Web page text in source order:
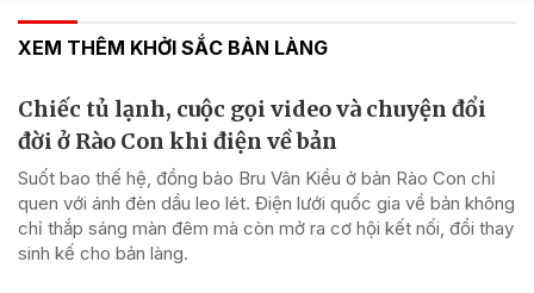
XEM THÊM KHỞI SẮC BẢN LÀNG
Chiếc tủ lạnh, cuộc gọi video và chuyện đổi
đời ở Rào Con khi điện về bản
Suốt bao thế hệ, đồng bào Bru Vân Kiều ở bản Rào Con chỉ
quen với ánh đèn dầu leo lét. Điện lưới quốc gia về bản không
chỉ thắp sáng màn đêm mà còn mở ra cơ hội kết nối, đổi thay
sinh kế cho bản làng.